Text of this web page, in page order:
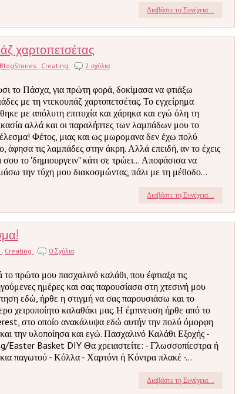
Διαβάστε τη Συνέχεια...
χαρτοπετσέτας
BlogStories , Creating 2 σχόλια
το Πάσχα, για πρώτη φορά, δοκίμασα να φτιάξω
με τη ντεκουπάζ χαρτοπετσέτας. Το εγχείρημα
με απόλυτη επιτυχία και χάρηκα και εγώ όλη τη
αλλά και οι παραλήπτες των λαμπάδων μου το
Φέτος, μιας και ως μωρομανα δεν έχω πολύ
άφησα τις λαμπάδες στην άκρη. Αλλά επειδή, αν το έχεις
σου το 'δημιουργειν" κάτι σε τρώει... Αποφάσισα να
την τύχη μου διακοσμώντας, πάλι με τη μέθοδο...
Διαβάστε τη Συνέχεια...
, Creating 0 Σχόλια
πρώτο μου πασχαλινό καλάθι, που έφτιαξα τις
ημέρες και σας παρουσίασα στη χτεσινή μου
εδώ, ήρθε η στιγμή να σας παρουσιάσω και το
χειροποίητο καλαθάκι μας. Η έμπνευση ήρθε από το
στο οποίο ανακάλυψα εδώ αυτήν την πολύ όμορφη
την υλοποίησα και εγώ. Πασχαλινό Καλάθι Εξοχής -
Easter Basket DIY Θα χρειαστείτε: - Γλωσσοπίεστρα ή
παγωτού - Κόλλα - Χαρτόνι ή Κόντρα πλακέ -...
Διαβάστε τη Συνέχεια...